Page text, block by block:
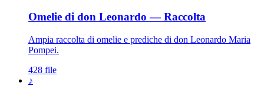
Omelie di don Leonardo — Raccolta
Ampia raccolta di omelie e prediche di don Leonardo Maria
Pompei.
428 file
♪